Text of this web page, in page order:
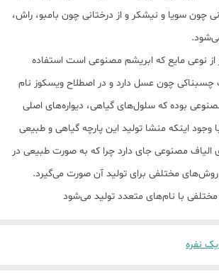
چون سویا و نیشکر و از درختانی چون بامبو، راش،
از نوعی مایع که ابریشم مصنوعی است استفاده
چون عسل دارد و در اصطلاح ویسکوز نام
بوده که سلول‌های گیاهی، دیواره‌های اصلی
وجود اینکه منشا تولید این پارچه گیاهی و طبیعی
مصنوعی جای دارد چرا که به صورت طبیعی در
مختلفی برای تولید آن صورت می‌گیرد.
مختلفی با نام‌های متعدد تولید می‌شود
نفره